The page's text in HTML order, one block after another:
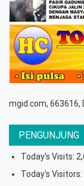
mgid.com, 663616,
PENGUNJUNG
Today's Visits:
Today's Visitors: